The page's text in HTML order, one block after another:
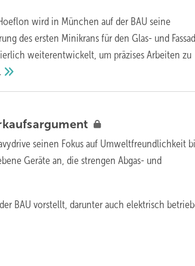
wird in München auf der BAU seine
des ersten Minikrans für den Glas- und
weiterentwickelt, um präzises Arbeiten zu
seinen Fokus auf Umweltfreundlichkeit
Geräte an, die strengen Abgas- und
BAU vorstellt, darunter auch elektrisch